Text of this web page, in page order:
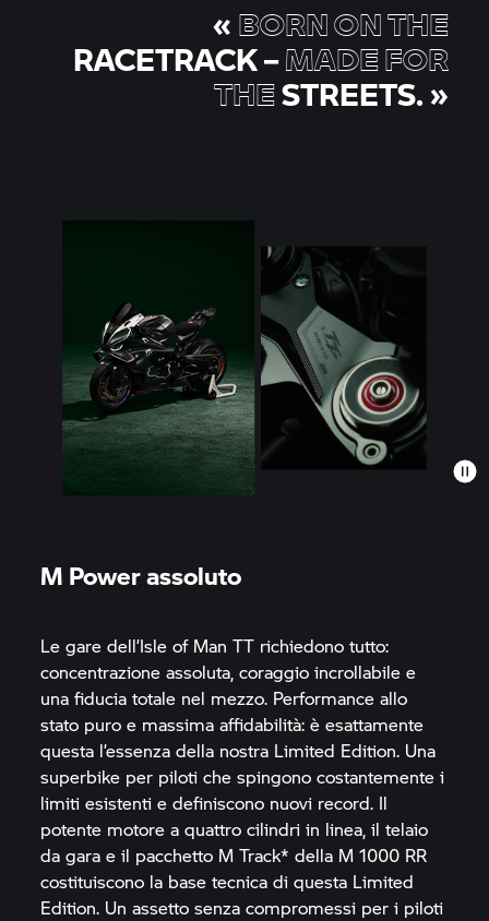
«BORN ON THE
RACETRACK –MADE FOR
THESTREETS.»
M Power assoluto
Le gare dell’Isle of Man TT richiedono tutto:
concentrazione assoluta, coraggio incrollabile e
una fiducia totale nel mezzo. Performance allo
stato puro e massima affidabilità: è esattamente
questa l’essenza della nostra Limited Edition. Una
superbike per piloti che spingono costantemente i
limiti esistenti e definiscono nuovi record. Il
potente motore a quattro cilindri in linea, il telaio
da gara e il pacchetto M Track* della M 1000 RR
costituiscono la base tecnica di questa Limited
Edition. Un assetto senza compromessi per i piloti